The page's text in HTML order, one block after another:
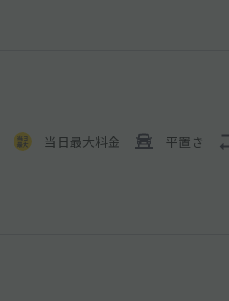
当日最大料金 平置き